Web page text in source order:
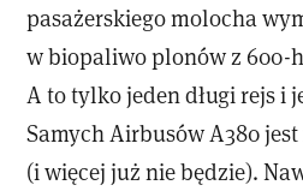
pasażerskiego molocha
w biopaliwo plonów z 600-
A to tylko jeden długi rejs i
Samych Airbusów A380 jest
(i więcej już nie będzie).